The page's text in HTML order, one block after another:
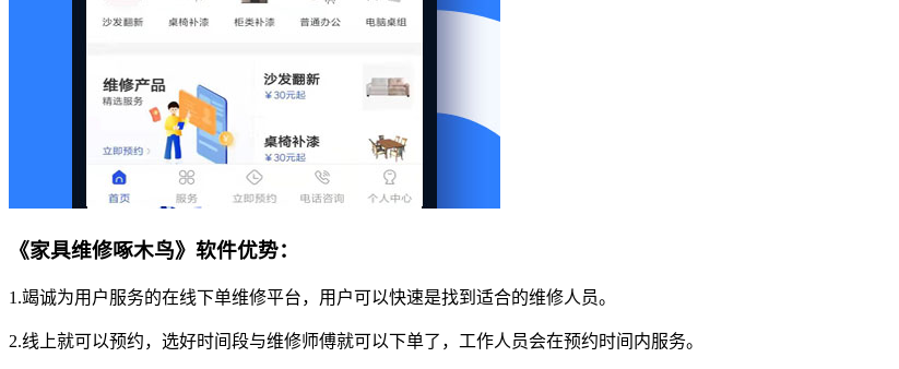
《家具维修啄木鸟》软件优势：
1.竭诚为用户服务的在线下单维修平台，用户可以快速是找到适合的维修人员。
2.线上就可以预约，选好时间段与维修师傅就可以下单了，工作人员会在预约时间内服务。